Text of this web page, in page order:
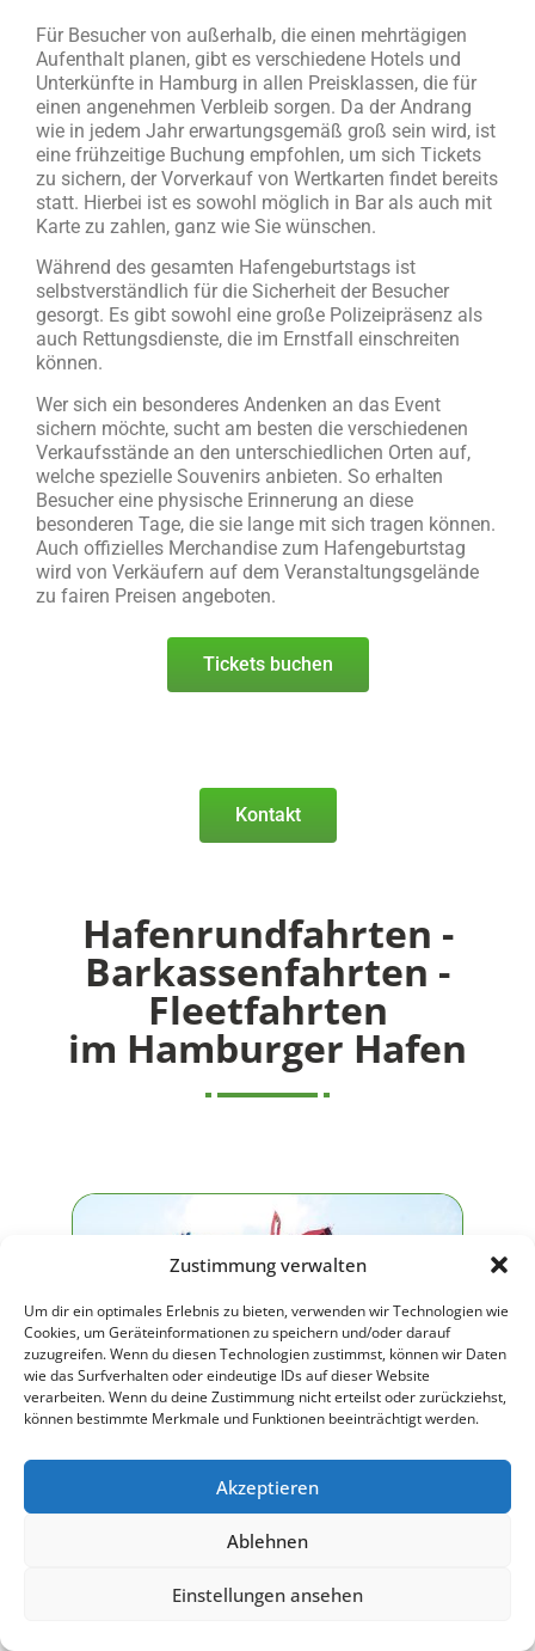
Zustimmung verwalten
Um dir ein optimales Erlebnis zu bieten, verwenden wir Technologien wie
Cookies, um Geräteinformationen zu speichern und/oder darauf
zuzugreifen. Wenn du diesen Technologien zustimmst, können wir Daten
wie das Surfverhalten oder eindeutige IDs auf dieser Website
verarbeiten. Wenn du deine Zustimmung nicht erteilst oder zurückziehst,
können bestimmte Merkmale und Funktionen beeinträchtigt werden.
Akzeptieren
Ablehnen
Einstellungen ansehen
Für Besucher von außerhalb, die einen mehrtägigen
Aufenthalt planen, gibt es verschiedene Hotels und
Unterkünfte in Hamburg in allen Preisklassen, die für
einen angenehmen Verbleib sorgen. Da der Andrang
wie in jedem Jahr erwartungsgemäß groß sein wird, ist
eine frühzeitige Buchung empfohlen, um sich Tickets
zu sichern, der Vorverkauf von Wertkarten findet bereits
statt. Hierbei ist es sowohl möglich in Bar als auch mit
Karte zu zahlen, ganz wie Sie wünschen.
Während des gesamten Hafengeburtstags ist
selbstverständlich für die Sicherheit der Besucher
gesorgt. Es gibt sowohl eine große Polizeipräsenz als
auch Rettungsdienste, die im Ernstfall einschreiten
können.
Wer sich ein besonderes Andenken an das Event
sichern möchte, sucht am besten die verschiedenen
Verkaufsstände an den unterschiedlichen Orten auf,
welche spezielle Souvenirs anbieten. So erhalten
Besucher eine physische Erinnerung an diese
besonderen Tage, die sie lange mit sich tragen können.
Auch offizielles Merchandise zum Hafengeburtstag
wird von Verkäufern auf dem Veranstaltungsgelände
zu fairen Preisen angeboten.
Tickets buchen
Kontakt
Hafenrundfahrten -
Barkassenfahrten -
Fleetfahrten
im Hamburger Hafen
Große Hafenrundfahrt
BUCHEN